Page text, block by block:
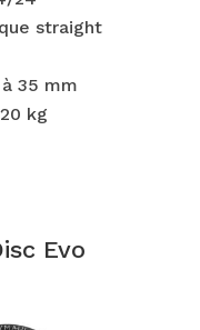
straight
35 mm
kg
Evo